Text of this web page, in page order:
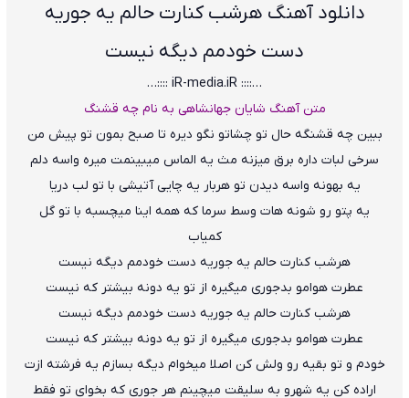
دانلود آهنگ هرشب کنارت حالم یه جوریه
دست خودمم دیگه نیست
…:::: iR-media.iR ::::…
متن آهنگ شایان جهانشاهی به نام چه قشنگ
ببین چه قشنگه حال تو چشاتو نگو دیره تا صبح بمون تو پیش من
سرخی لبات داره برق میزنه مث یه الماس میبینمت میره واسه دلم
یه بهونه واسه دیدن تو هربار یه چایی آتیشی با تو لب دریا
یه پتو رو شونه هات وسط سرما که همه اینا میچسبه با تو گل
کمیاب
هرشب کنارت حالم یه جوریه دست خودمم دیگه نیست
عطرت هوامو بدجوری میگیره از تو یه دونه بیشتر که نیست
هرشب کنارت حالم یه جوریه دست خودمم دیگه نیست
عطرت هوامو بدجوری میگیره از تو یه دونه بیشتر که نیست
خودم و تو بقیه رو ولش کن اصلا میخوام دیگه بسازم یه فرشته ازت
اراده کن یه شهرو به سلیقت میچینم هر جوری که بخوای تو فقط